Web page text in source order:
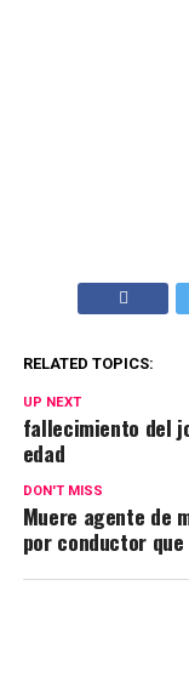
RELATED TOPICS:
UP NEXT
fallecimiento del
edad
DON'T MISS
Muere agente de
por conductor